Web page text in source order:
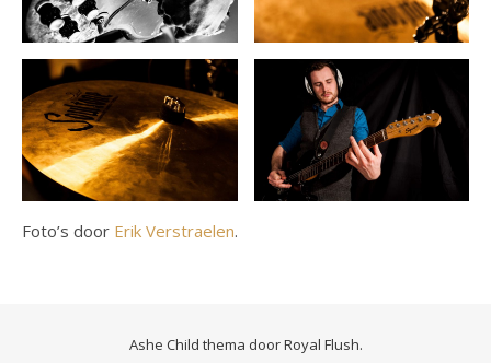
Foto’s door Erik Verstraelen.
Ashe Child thema doorRoyal Flush.